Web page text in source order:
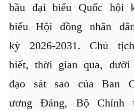
bầu đại biểu Quốc hội
biểu Hội đồng nhân
kỳ 2026-2031. Chủ
biết, thời gian qua,
đạo sát sao của Ban
ương Đảng, Bộ